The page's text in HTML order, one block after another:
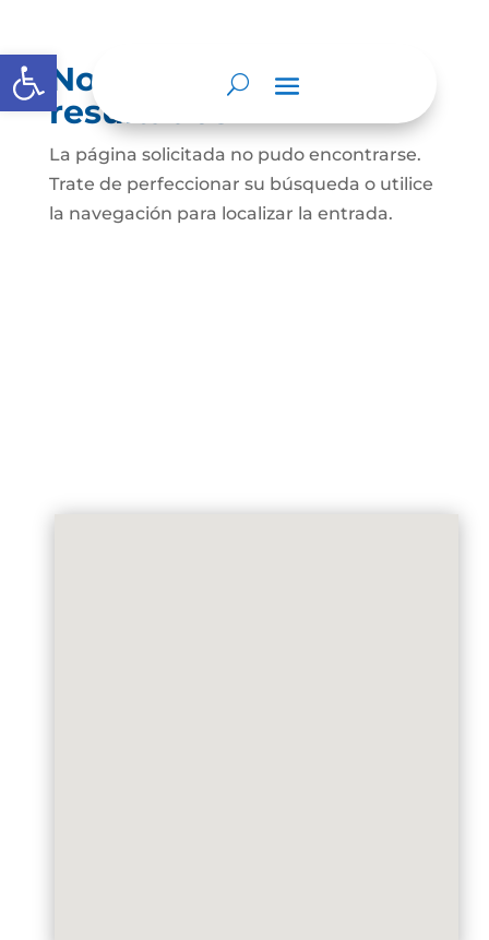
Abrir barra de herramientas
No se encontraron
resultados
La página solicitada no pudo encontrarse.
Trate de perfeccionar su búsqueda o utilice
la navegación para localizar la entrada.